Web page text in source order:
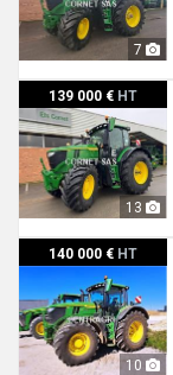
7
139 000 € HT
13
John Deere 6R 250
140 000 € HT
10
John Deere 6R 215